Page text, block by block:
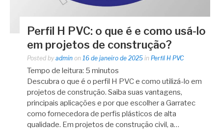
Perfil H PVC: o que é e como usá-lo
em projetos de construção?
Posted by admin on 16 de janeiro de 2025 in Perfil H PVC
Tempo de leitura: 5 minutos
Descubra o que é o perfil H PVC e como utilizá-lo em
projetos de construção. Saiba suas vantagens,
principais aplicações e por que escolher a Garratec
como fornecedora de perfis plásticos de alta
qualidade. Em projetos de construção civil, a…